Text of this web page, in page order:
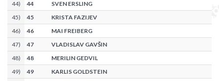
44) 44
SVEN ERSLING
45) 45
KRISTA FAZIJEV
46) 46
MAI FREIBERG
47) 47
VLADISLAV GAVŠIN
48) 48
MERILIN GEDVIL
49) 49
KARLIS GOLDSTEIN